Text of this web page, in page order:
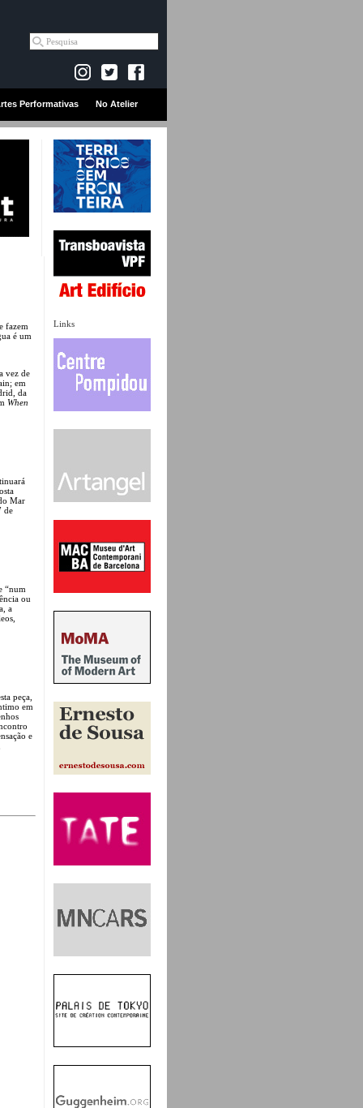
Performativas No Atelier
Links
fazem
é um
vez de
em
da
When
Mar
de
“num
ou
a
peça,
em
e